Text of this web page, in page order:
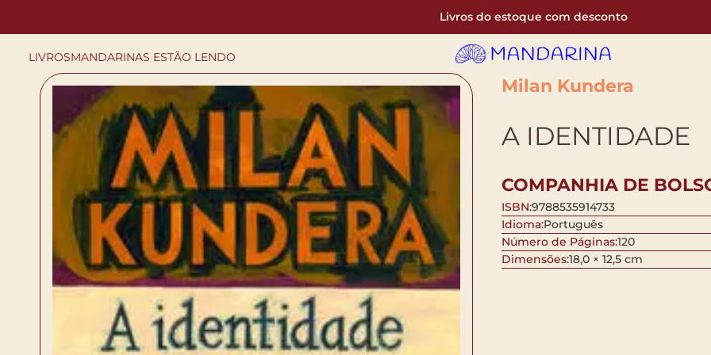
Livros do estoque com desconto
LIVROSMANDARINAS ESTÃO LENDO
Milan Kundera
A IDENTIDADE
COMPANHIA DE
ISBN:9788535914733
Idioma:Português
Número de Páginas:120
Dimensões:18,0 × 12,5 cm